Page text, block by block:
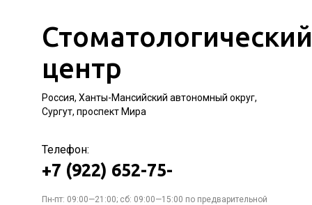
Стоматологический
центр
Россия, Ханты-Мансийский автономный округ,
Сургут, проспект Мира
Телефон:
+7 (922) 652-75-
Пн-пт: 09:00—21:00; сб: 09:00—15:00 по предварительной